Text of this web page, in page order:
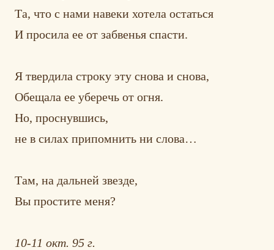
Та, что с нами навеки хотела остаться
И просила ее от забвенья спасти.
Я твердила строку эту снова и снова,
Обещала ее уберечь от огня.
Но, проснувшись,
не в силах припомнить ни слова…
Там, на дальней звезде,
Вы простите меня?
10-11 окт. 95 г.